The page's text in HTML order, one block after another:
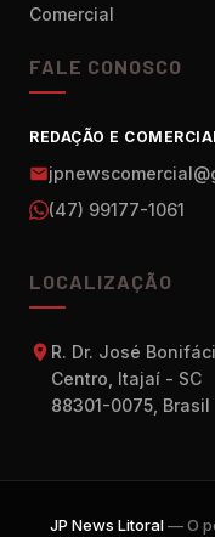
Comercial
FALE CONOSCO
REDAÇÃO E
(47) 99177-1061
LOCALIZAÇÃO
R. Dr. José
Centro, Itajaí - SC
88301-0075, Brasil
JP News Litoral— O